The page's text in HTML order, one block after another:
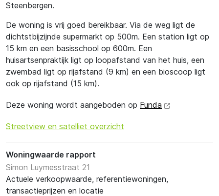
Steenbergen.
De woning is vrij goed bereikbaar. Via de weg ligt de
dichtstbijzijnde supermarkt op 500m. Een station ligt op
15 km en een basisschool op 600m. Een
huisartsenpraktijk ligt op loopafstand van het huis, een
zwembad ligt op rijafstand (9 km) en een bioscoop ligt
ook op rijafstand (15 km).
Deze woning wordt aangeboden op Funda
Streetview en satelliet overzicht
Woningwaarde rapport
Simon Luymesstraat 21
Actuele verkoopwaarde, referentiewoningen,
transactieprijzen en locatie